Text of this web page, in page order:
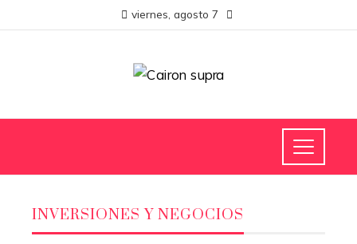
viernes, agosto 7
INVERSIONES Y NEGOCIOS